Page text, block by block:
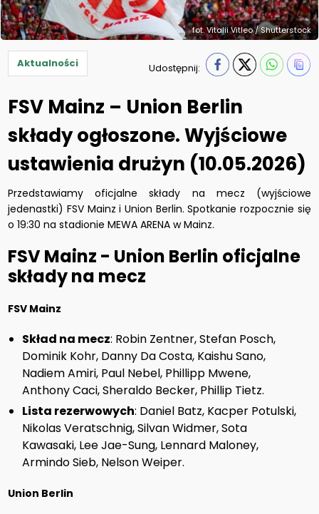
fot. Vitalii Vitleo / Shutterstock
Aktualności Udostępnij:
FSV Mainz – Union Berlin
składy ogłoszone. Wyjściowe
ustawienia drużyn (10.05.2026)
Przedstawiamy oficjalne składy na mecz (wyjściowe
jedenastki) FSV Mainz i Union Berlin. Spotkanie rozpocznie się
o 19:30 na stadionie MEWA ARENA w Mainz.
FSV Mainz - Union Berlin oficjalne
składy na mecz
FSV Mainz
Skład na mecz: Robin Zentner, Stefan Posch,
Dominik Kohr, Danny Da Costa, Kaishu Sano,
Nadiem Amiri, Paul Nebel, Phillipp Mwene,
Anthony Caci, Sheraldo Becker, Phillip Tietz.
Lista rezerwowych: Daniel Batz, Kacper Potulski,
Nikolas Veratschnig, Silvan Widmer, Sota
Kawasaki, Lee Jae-Sung, Lennard Maloney,
Armindo Sieb, Nelson Weiper.
Union Berlin